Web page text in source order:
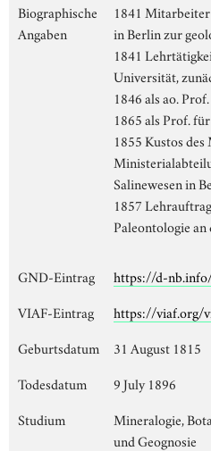
Biographische
Angaben
1841
in Berlin zur
1841
Universität,
1846 als ao. Prof.
1865 als Prof.
1855 Kustos
Salinewesen in
1857
Paleontologie
GND-Eintrag
https://d-
VIAF-Eintrag
https://viaf.org/
Geburtsdatum
31 August 1815
Todesdatum
9 July 1896
Studium
Mineralogie,
und Geognosie